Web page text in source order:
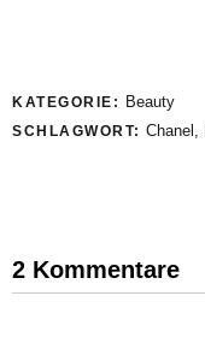
KATEGORIE: Beauty
SCHLAGWORT: Chanel ,
2 Kommentare